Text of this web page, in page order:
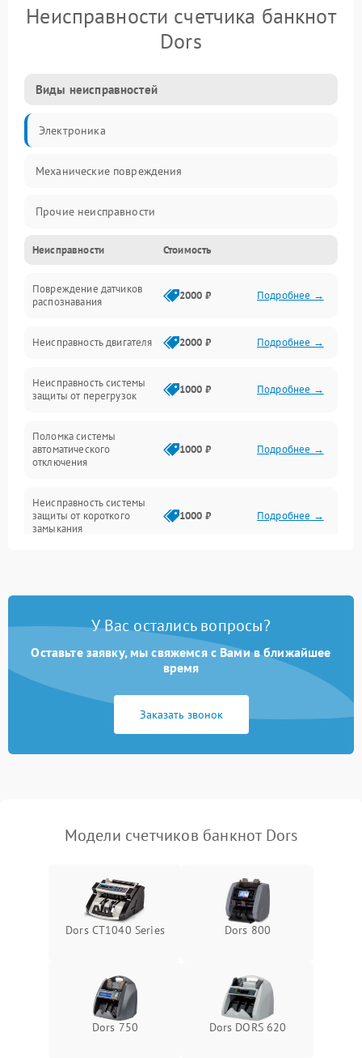
Неисправности счетчика банкнот
Dors
Виды неисправностей
Электроника
Механические повреждения
Прочие неисправности
Включение и работа
Счёт банкнот
Шум и механика
Неисправности Стоимость
Повреждение датчиков
распознавания
2000 ₽ Подробнее →
Неисправность двигателя 2000 ₽ Подробнее →
Неисправность системы
защиты от перегрузок
1000 ₽ Подробнее →
Поломка системы
автоматического
отключения
1000 ₽ Подробнее →
Неисправность системы
защиты от короткого
замыкания
1000 ₽ Подробнее →
Неисправность системы
перенапряжения
1000 ₽ Подробнее →
Неисправность системы
защиты от замыкания
1000 ₽
защиты от перегрузок
Поломка системы защиты
от замыкания
Подробнее →
У Вас остались вопросы?
Оставьте заявку, мы свяжемся с Вами в ближайшее
время
Заказать звонок
Модели счетчиков банкнот Dors
Dors CT1040 Series Dors 800
Dors 750 Dors DORS 620